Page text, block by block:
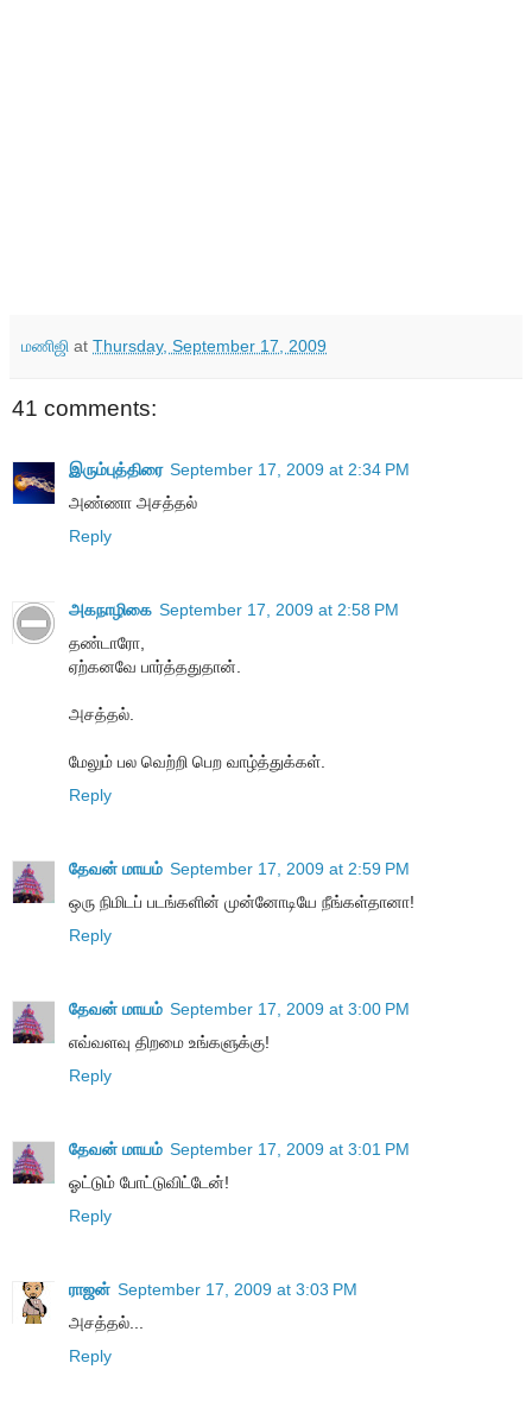
மணிஜி at Thursday, September 17, 2009
41 comments:
இரும்புத்திரை September 17, 2009 at 2:34 PM
அண்ணா அசத்தல்
Reply
அகநாழிகை September 17, 2009 at 2:58 PM
தண்டாரோ,
ஏற்கனவே பார்த்ததுதான்.
அசத்தல்.
மேலும் பல வெற்றி பெற வாழ்த்துக்கள்.
Reply
தேவன் மாயம் September 17, 2009 at 2:59 PM
ஒரு நிமிடப் படங்களின் முன்னோடியே நீங்கள்தானா!
Reply
தேவன் மாயம் September 17, 2009 at 3:00 PM
எவ்வளவு திறமை உங்களுக்கு!
Reply
தேவன் மாயம் September 17, 2009 at 3:01 PM
ஓட்டும் போட்டுவிட்டேன்!
Reply
ராஜன் September 17, 2009 at 3:03 PM
அசத்தல்...
Reply